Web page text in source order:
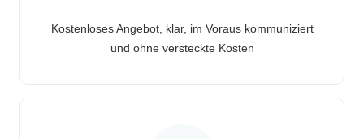
Kostenloses Angebot, klar, im Voraus kommuniziert
und ohne versteckte Kosten